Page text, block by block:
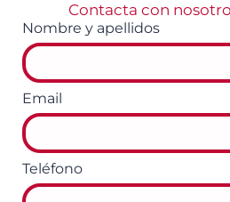
Contacta con
Nombre y apellidos
Email
Teléfono